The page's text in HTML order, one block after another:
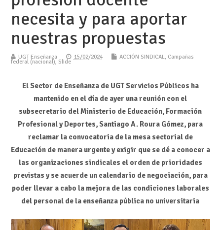
necesita y para aportar
nuestras propuestas
UGT Enseñanza 15/02/2024 ACCIÓN SINDICAL, Campañas
federal (nacional), Slide
El Sector de Enseñanza de UGT Servicios Públicos ha
mantenido en el día de ayer una reunión con el
subsecretario del Ministerio de Educación, Formación
Profesional y Deportes, Santiago A. Roura Gómez, para
reclamar la convocatoria de la mesa sectorial de
Educación de manera urgente y exigir que se dé a conocer a
las organizaciones sindicales el orden de prioridades
previstas y se acuerde un calendario de negociación, para
poder llevar a cabo la mejora de las condiciones laborales
del personal de la enseñanza pública no universitaria